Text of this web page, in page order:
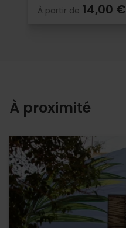
À partir de 14,00 €
À proximité